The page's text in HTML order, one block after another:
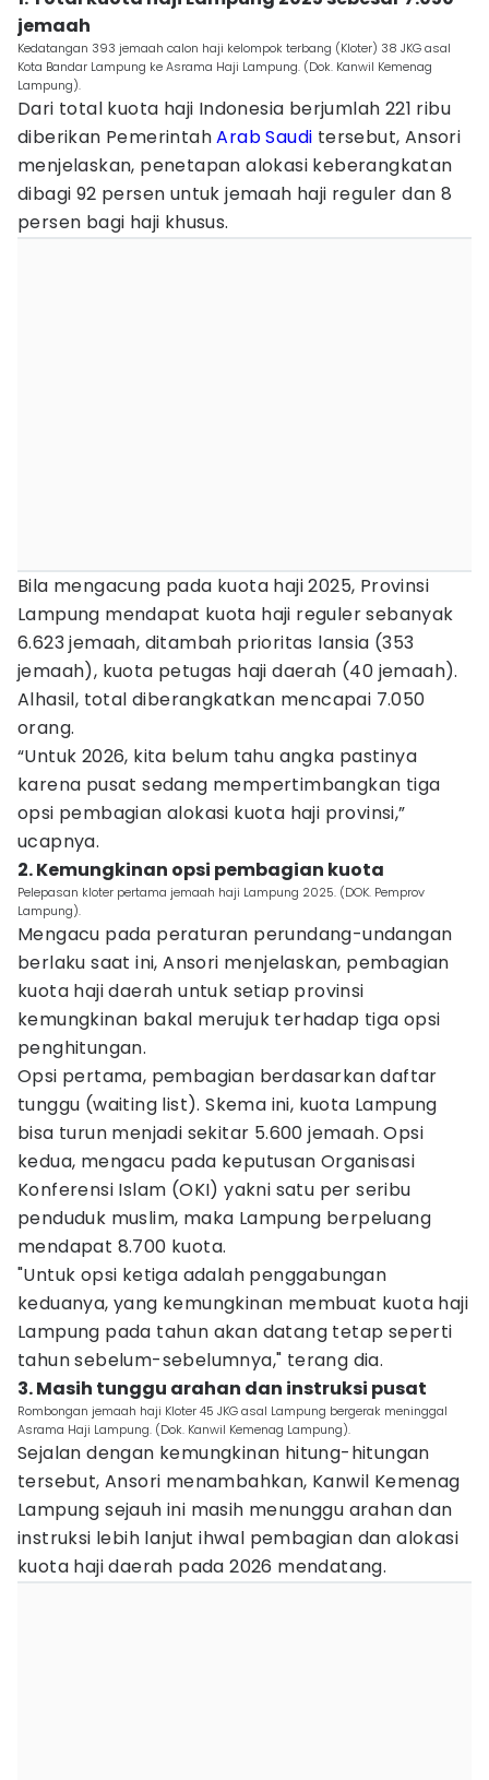
jemaah
Kedatangan 393 jemaah calon haji kelompok terbang (Kloter) 38 JKG asal
Kota Bandar Lampung ke Asrama Haji Lampung. (Dok. Kanwil Kemenag
Lampung).
Dari total kuota haji Indonesia berjumlah 221 ribu
diberikan PemerintahArab Saudi tersebut, Ansori
menjelaskan, penetapan alokasi keberangkatan
dibagi 92 persen untuk jemaah haji reguler dan 8
persen bagi haji khusus.
Bila mengacung pada kuota haji 2025, Provinsi
Lampung mendapat kuota haji reguler sebanyak
6.623 jemaah, ditambah prioritas lansia (353
jemaah), kuota petugas haji daerah (40 jemaah).
Alhasil, total diberangkatkan mencapai 7.050
orang.
“Untuk 2026, kita belum tahu angka pastinya
karena pusat sedang mempertimbangkan tiga
opsi pembagian alokasi kuota haji provinsi,”
ucapnya.
2. Kemungkinan opsi pembagian kuota
Pelepasan kloter pertama jemaah haji Lampung 2025. (DOK. Pemprov
Lampung).
Mengacu pada peraturan perundang-undangan
berlaku saat ini, Ansori menjelaskan, pembagian
kuota haji daerah untuk setiap provinsi
kemungkinan bakal merujuk terhadap tiga opsi
penghitungan.
Opsi pertama, pembagian berdasarkan daftar
tunggu (waiting list). Skema ini, kuota Lampung
bisa turun menjadi sekitar 5.600 jemaah. Opsi
kedua, mengacu pada keputusan Organisasi
Konferensi Islam (OKI) yakni satu per seribu
penduduk muslim, maka Lampung berpeluang
mendapat 8.700 kuota.
"Untuk opsi ketiga adalah penggabungan
keduanya, yang kemungkinan membuat kuota haji
Lampung pada tahun akan datang tetap seperti
tahun sebelum-sebelumnya," terang dia.
3. Masih tunggu arahan dan instruksi pusat
Rombongan jemaah haji Kloter 45 JKG asal Lampung bergerak meninggal
Asrama Haji Lampung. (Dok. Kanwil Kemenag Lampung).
Sejalan dengan kemungkinan hitung-hitungan
tersebut, Ansori menambahkan, Kanwil Kemenag
Lampung sejauh ini masih menunggu arahan dan
instruksi lebih lanjut ihwal pembagian dan alokasi
kuota haji daerah pada 2026 mendatang.